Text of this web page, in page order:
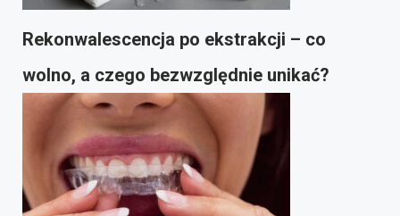
Rekonwalescencja po ekstrakcji – co
wolno, a czego bezwzględnie unikać?